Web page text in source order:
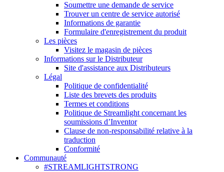
Soumettre une demande de service
Trouver un centre de service autorisé
Informations de garantie
Formulaire d'enregistrement du produit
Les pièces
Visitez le magasin de pièces
Informations sur le Distributeur
Site d'assistance aux Distributeurs
Légal
Politique de confidentialité
Liste des brevets des produits
Termes et conditions
Politique de Streamlight concernant les
soumissions d’Inventor
Clause de non-responsabilité relative à la
traduction
Conformité
Communauté
#STREAMLIGHTSTRONG